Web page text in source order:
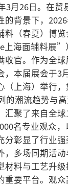
3月26日。在贸
的背景下，
料（春夏）博
上海面辅料展”
收官。作为全
，本届展会于3
（上海）举行
的潮流趋势与
汇聚了来自全
名专业观众
分彰显了行业
，多场同期活
材料与工艺升
重要平台。观